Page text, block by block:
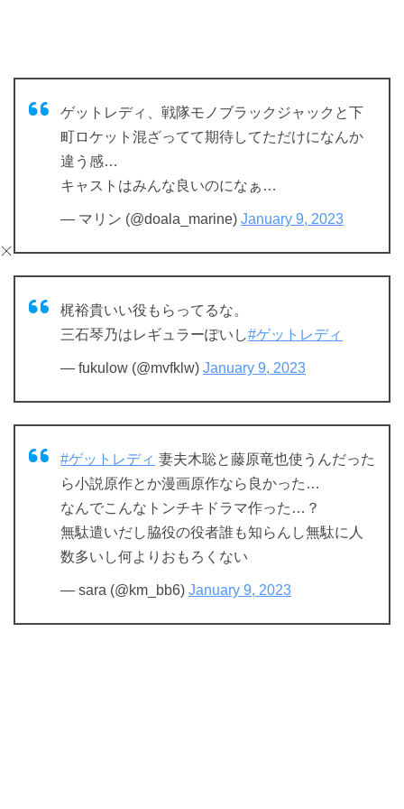
ゲットレディ、戦隊モノブラックジャックと下
町ロケット混ざってて期待してただけになんか
違う感…
キャストはみんな良いのになぁ…
— マリン (@doala_marine) January 9, 2023
梶裕貴いい役もらってるな。
三石琴乃はレギュラーぽいし#ゲットレディ
— fukulow (@mvfklw) January 9, 2023
#ゲットレディ 妻夫木聡と藤原竜也使うんだった
ら小説原作とか漫画原作なら良かった…
なんでこんなトンチキドラマ作った…？
無駄遣いだし脇役の役者誰も知らんし無駄に人
数多いし何よりおもろくない
— sara (@km_bb6) January 9, 2023